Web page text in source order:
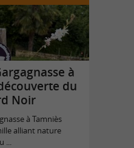
à
du
Noir
à Tamniès
alliant nature
...